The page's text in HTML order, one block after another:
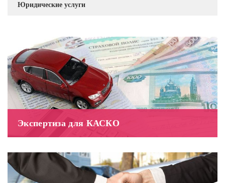
Юридические услуги
Экспертиза для КАСКО